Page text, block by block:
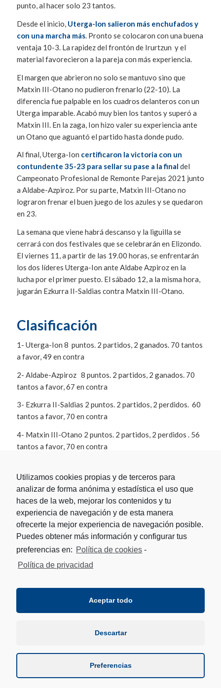
punto, al hacer solo 23 tantos.
Desde el inicio, Uterga-Ion salieron más enchufados y
con una marcha más. Pronto se colocaron con una buena
ventaja 10-3. La rapidez del frontón de Irurtzun y el
material favorecieron a la pareja con más experiencia.
El margen que abrieron no solo se mantuvo sino que
Matxin III-Otano no pudieron frenarlo (22-10). La
diferencia fue palpable en los cuadros delanteros con un
Uterga imparable. Acabó muy bien los tantos y superó a
Matxin III. En la zaga, Ion hizo valer su experiencia ante
un Otano que aguantó el partido hasta donde pudo.
Al final, Uterga-Ion certificaron la victoria con un
contundente 35-23 para sellar su pase a la final del
Campeonato Profesional de Remonte Parejas 2021 junto
a Aldabe-Azpiroz. Por su parte, Matxin III-Otano no
lograron frenar el buen juego de los azules y se quedaron
en 23.
La semana que viene habrá descanso y la liguilla se
cerrará con dos festivales que se celebrarán en Elizondo.
El viernes 11, a partir de las 19.00 horas, se enfrentarán
los dos líderes Uterga-Ion ante Aldabe Azpiroz en la
lucha por el primer puesto. El sábado 12, a la misma hora,
jugarán Ezkurra II-Saldias contra Matxin III-Otano.
Clasificación
1- Uterga-Ion 8 puntos. 2 partidos, 2 ganados. 70 tantos
a favor, 49 en contra
2- Aldabe-Azpiroz 8 puntos. 2 partidos, 2 ganados. 70
tantos a favor, 67 en contra
3- Ezkurra II-Saldias 2 puntos. 2 partidos, 2 perdidos. 60
tantos a favor, 70 en contra
4- Matxin III-Otano 2 puntos. 2 partidos, 2 perdidos . 56
tantos a favor, 70 en contra
© Copyright - Fundación Remonte Euskal Jai Fundazioa -HORIXE DISEÑO
Utilizamos cookies propias y de terceros para
analizar de forma anónima y estadística el uso que
haces de la web, mejorar los contenidos y tu
experiencia de navegación y de esta manera
ofrecerte la mejor experiencia de navegación posible.
Puedes obtener más información y configurar tus
preferencias en: Política de cookies -
Política de privacidad
Aceptar todo
Descartar
Preferencias